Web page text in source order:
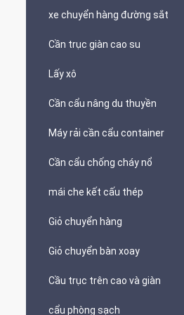
xe chuyển hàng đường sắt
Cần trục giàn cao su
Lấy xô
Cần cẩu nâng du thuyền
Máy rải cần cẩu container
Cần cẩu chống cháy nổ
mái che kết cấu thép
Giỏ chuyển hàng
Giỏ chuyển bàn xoay
Cầu trục trên cao và giàn
cẩu phòng sạch